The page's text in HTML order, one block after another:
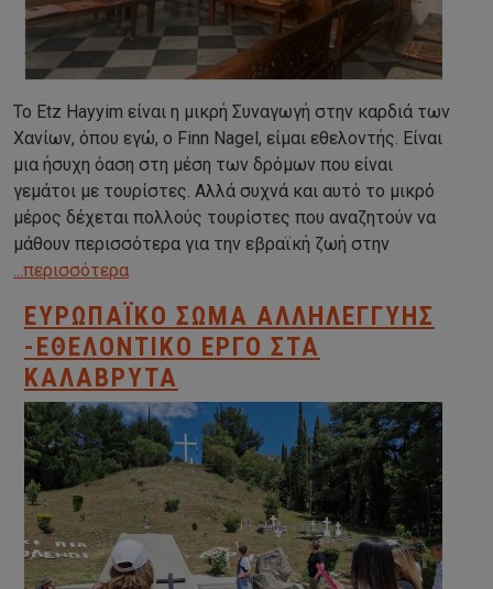
Το Etz Hayyim είναι η μικρή Συναγωγή στην καρδιά των
Χανίων, όπου εγώ, ο Finn Nagel, είμαι εθελοντής. Είναι
μια ήσυχη όαση στη μέση των δρόμων που είναι
γεμάτοι με τουρίστες. Αλλά συχνά και αυτό το μικρό
μέρος δέχεται πολλούς τουρίστες που αναζητούν να
μάθουν περισσότερα για την εβραϊκή ζωή στην
...περισσότερα
ΕΥΡΩΠΑΪΚΌ ΣΏΜΑ ΑΛΛΗΛΕΓΓΎΗΣ
-ΕΘΕΛΟΝΤΙΚΌ ΈΡΓΟ ΣΤΑ
ΚΑΛΆΒΡΥΤΑ